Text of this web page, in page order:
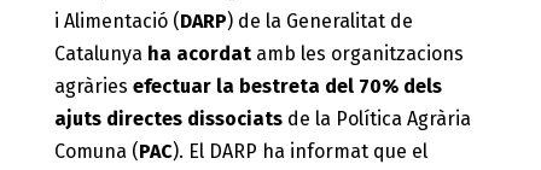
i Alimentació (DARP) de la Generalitat de
Catalunya ha acordatamb les organitzacions
agràries efectuar la bestreta del 70% dels
ajuts directes dissociatsde la Política Agrària
Comuna (PAC). El DARP ha informat que el